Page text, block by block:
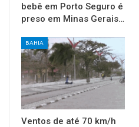
bebê em Porto Seguro é
preso em Minas Gerais…
BAHIA
Ventos de até 70 km/h